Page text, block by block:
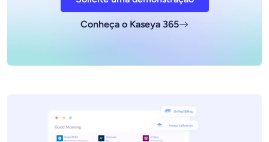
Conheça o Kaseya 365